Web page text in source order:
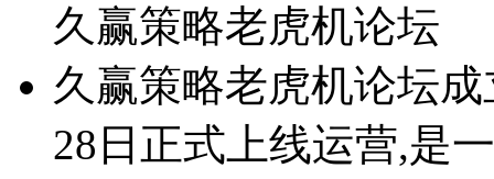
久赢策略老虎机论坛
久赢策略老虎机论坛成
28日正式上线运营,是